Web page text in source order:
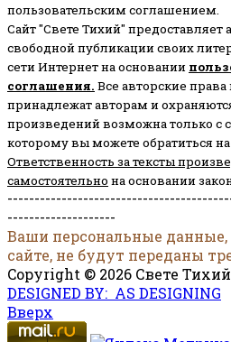
пользовательским соглашением.
Сайт "Свете Тихий"
свободной публикации своих
сети Интернет на основании
соглашения. Все авторские
принадлежат авторам и
произведений возможна только с
которому вы можете обратиться
Ответственность за тексты
самостоятельно на основании
--------------------
Ваши персональные данные,
сайте, не будут переданы
Copyright © 2026 Свете Тихий
DESIGNED BY: AS DESIGNING
Вверх